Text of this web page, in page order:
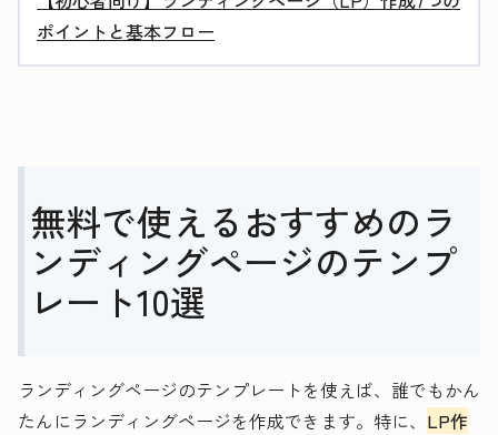
ポイントと基本フロー
無料で使えるおすすめのラ
ンディングページのテンプ
レート10選
ランディングページのテンプレートを使えば、誰でもかん
たんにランディングページを作成できます。特に、 LP作